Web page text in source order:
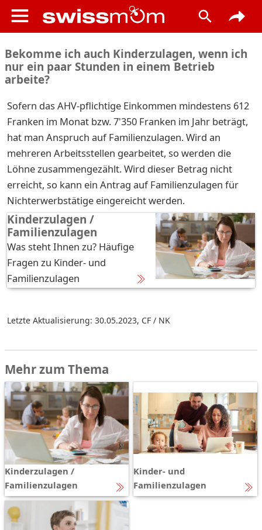
Bekomme ich auch Kinderzulagen, wenn ich
nur ein paar Stunden in einem Betrieb
arbeite?
Sofern das AHV-pflichtige Einkommen mindestens 612
Franken im Monat bzw. 7'350 Franken im Jahr beträgt,
hat man Anspruch auf Familienzulagen. Wird an
mehreren Arbeitsstellen gearbeitet, so werden die
Löhne zusammengezählt. Wird dieser Betrag nicht
erreicht, so kann ein Antrag auf Familienzulagen für
Nichterwerbstätige eingereicht werden.
Kinderzulagen /
Familienzulagen
Was steht Ihnen zu? Häufige
Fragen zu Kinder- und
Familienzulagen
Letzte Aktualisierung: 30.05.2023, CF / NK
Mehr zum Thema
Kinderzulagen /
Familienzulagen
Kinder- und
Familienzulagen